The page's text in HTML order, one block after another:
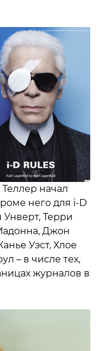
него для i-D
Джон
Уэст, Хлое
в